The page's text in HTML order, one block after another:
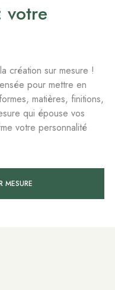
votre
création sur mesure !
pour mettre en
matières, finitions,
qui épouse vos
votre personnalité
MESURE